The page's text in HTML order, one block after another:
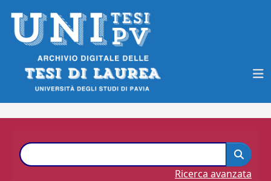
Ricerca avanzata